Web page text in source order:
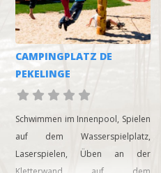
den Dünen in unmittelbarer Nähe
können Sie sich für einen
erholsamen oder aktiven Urlaub
entscheiden. Der Campingplatz ist
mit allen modernen
Annehmlichkeiten für einen
unbeschwerten Aufenthalt
CAMPINGPLATZ DE
PEKELINGE
Schwimmen im Innenpool, Spielen
auf dem Wasserspielplatz,
Laserspielen, Üben an der